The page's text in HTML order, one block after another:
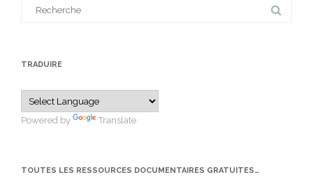
TRADUIRE
Powered by Translate
TOUTES LES RESSOURCES DOCUMENTAIRES GRATUITES…